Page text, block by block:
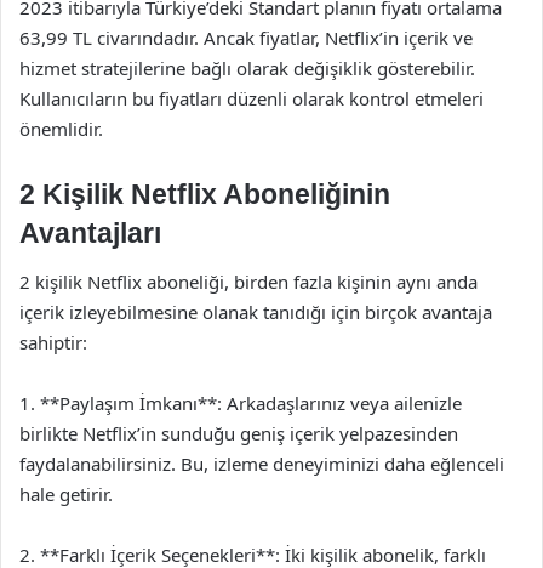
2023 itibarıyla Türkiye’deki Standart planın fiyatı ortalama
63,99 TL civarındadır. Ancak fiyatlar, Netflix’in içerik ve
hizmet stratejilerine bağlı olarak değişiklik gösterebilir.
Kullanıcıların bu fiyatları düzenli olarak kontrol etmeleri
önemlidir.
2 Kişilik Netflix Aboneliğinin
Avantajları
2 kişilik Netflix aboneliği, birden fazla kişinin aynı anda
içerik izleyebilmesine olanak tanıdığı için birçok avantaja
sahiptir:
1. **Paylaşım İmkanı**: Arkadaşlarınız veya ailenizle
birlikte Netflix’in sunduğu geniş içerik yelpazesinden
faydalanabilirsiniz. Bu, izleme deneyiminizi daha eğlenceli
hale getirir.
2. **Farklı İçerik Seçenekleri**: İki kişilik abonelik, farklı